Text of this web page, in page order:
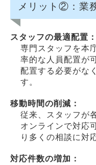
メリット②：業
スタッフの最適配置：
専門スタッフを本
率的な人員配置が
配置する必要がな
す。
移動時間の削減：
従来、スタッフが
オンラインで対応
り多くの相談に対
対応件数の増加：